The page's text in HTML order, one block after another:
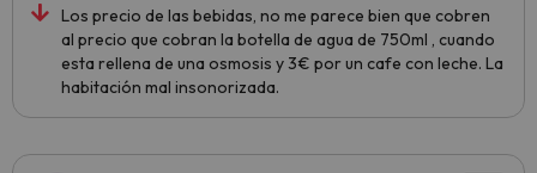
Los precio de las bebidas, no me parece bien que cobren
al precio que cobran la botella de agua de 750ml , cuando
esta rellena de una osmosis y 3€ por un cafe con leche. La
habitación mal insonorizada.